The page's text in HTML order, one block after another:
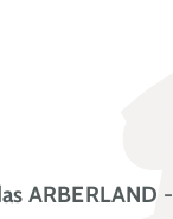
ARBERLAND